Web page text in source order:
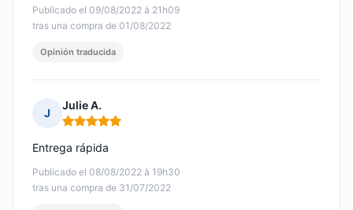
Publicado el 09/08/2022 à 21h09
tras una compra de 01/08/2022
Opinión traducida
J
Julie A.
Nota: 5 de 5
Publicado el 08/08/2022 à 19h30
tras una compra de 31/07/2022
Entrega rápida